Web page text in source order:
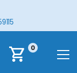
shopping_cart 0